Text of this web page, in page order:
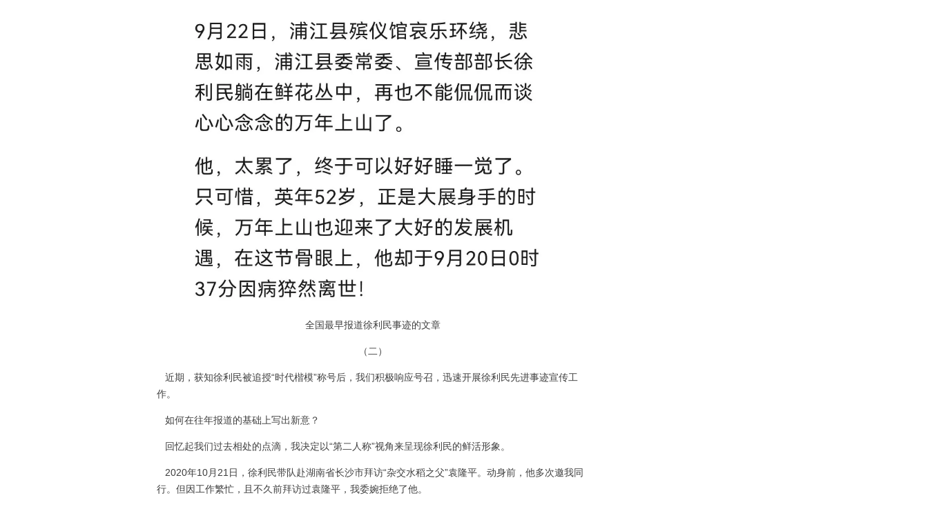
全国最早报道徐利民事迹的文章
（二）
近期，获知徐利民被追授“时代楷模”称号后，我们积极响应号召，迅速开展徐利民先进事迹宣传工
作。
如何在往年报道的基础上写出新意？
回忆起我们过去相处的点滴，我决定以“第二人称”视角来呈现徐利民的鲜活形象。
2020年10月21日，徐利民带队赴湖南省长沙市拜访“杂交水稻之父”袁隆平。动身前，他多次邀我同
行。但因工作繁忙，且不久前拜访过袁隆平，我委婉拒绝了他。